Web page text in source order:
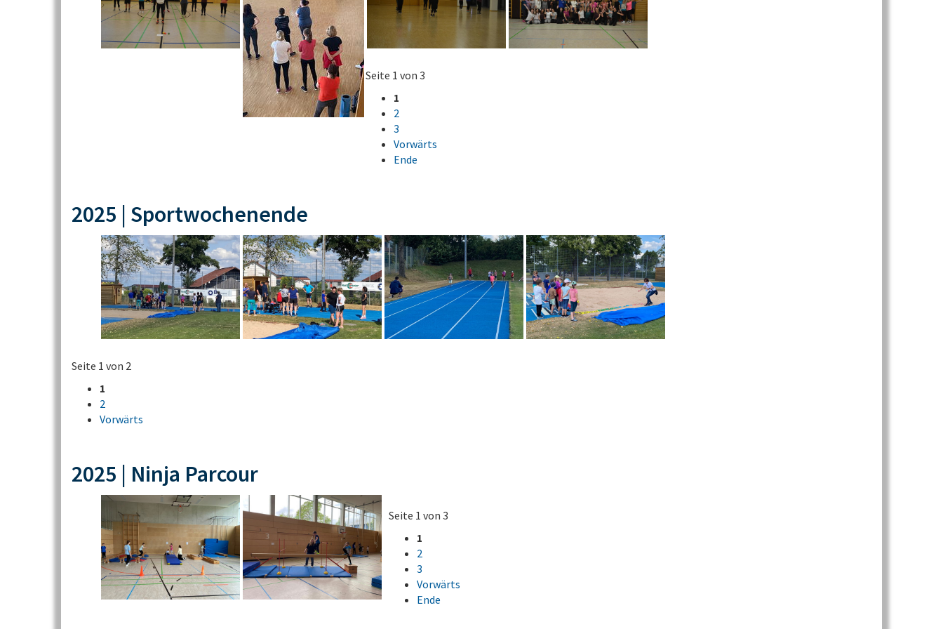
Seite 1 von 3
1
2
3
Vorwärts
Ende
2025 | Sportwochenende
Seite 1 von 2
1
2
Vorwärts
2025 | Ninja Parcour
Seite 1 von 3
1
2
3
Vorwärts
Ende